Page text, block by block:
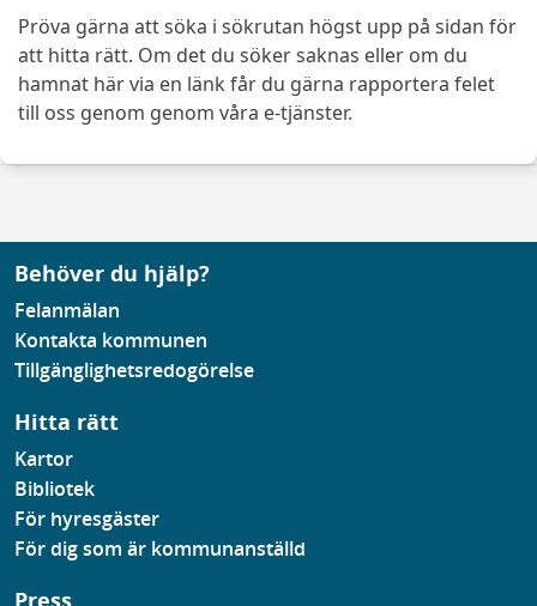
Pröva gärna att söka i sökrutan högst upp på sidan för
att hitta rätt. Om det du söker saknas eller om du
hamnat här via en länk får du gärna rapportera felet
till oss genom genom våra e-tjänster.
Behöver du hjälp?
Felanmälan
Kontakta kommunen
Tillgänglighetsredogörelse
Hitta rätt
Kartor
Bibliotek
För hyresgäster
För dig som är kommunanställd
Press